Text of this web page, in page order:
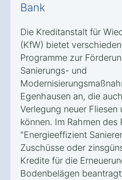
Bank
Die Kreditanstalt für
(KfW) bietet
Programme zur
Sanierungs- und
Egenhausen an, die
Verlegung neuer Fliesen
können. Im Rahmen des
"Energieeffizient
Zuschüsse oder
Kredite für die
Bodenbelägen